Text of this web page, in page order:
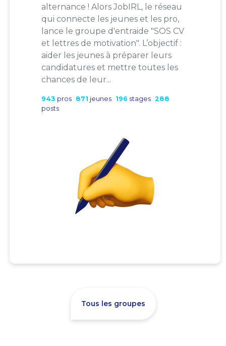
alternance ! Alors JobIRL, le réseau
qui connecte les jeunes et les pro,
lance le groupe d'entraide "SOS CV
et lettres de motivation". L’objectif :
aider les jeunes à préparer leurs
candidatures et mettre toutes les
chances de leur...
943 pros 871 jeunes 196 stages 288
posts
Tous les groupes